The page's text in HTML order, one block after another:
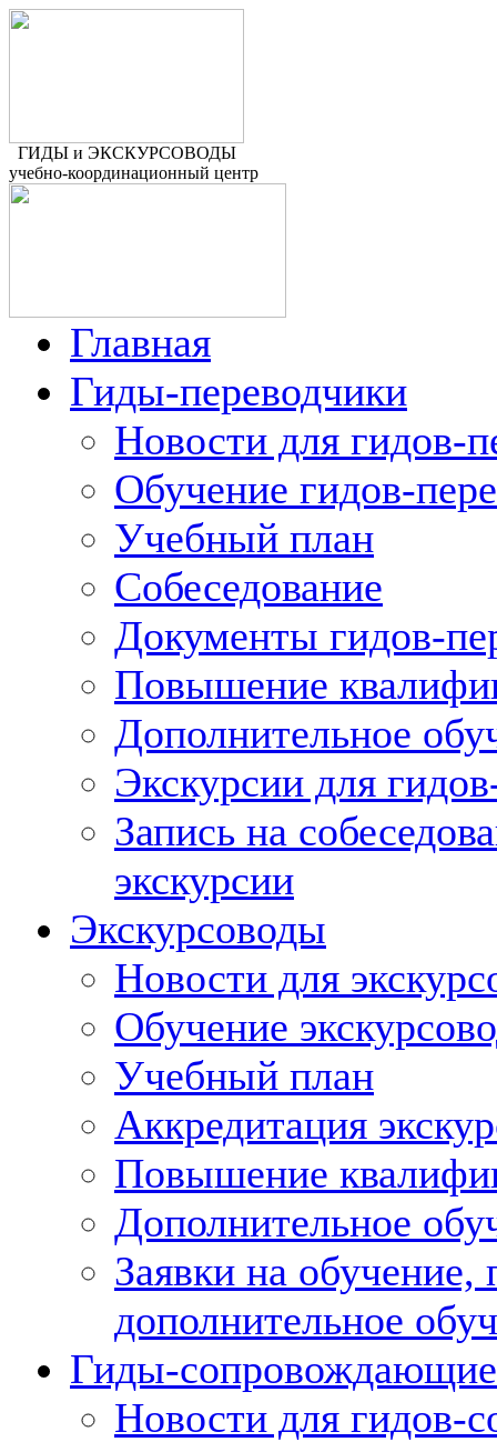
ГИДЫ и ЭКСКУРСОВОДЫ
учебно-координационный центр
Главная
Гиды-переводчики
Новости для гидов-
Обучение гидов-
Учебный план
Собеседование
Документы гидов-
Повышение
Дополнительное
Экскурсии для
Запись на
экскурсии
Экскурсоводы
Новости для
Обучение
Учебный план
Аккредитация
Повышение
Дополнительное
Заявки на
дополнительное
Гиды-сопровождающие
Новости для гидов-